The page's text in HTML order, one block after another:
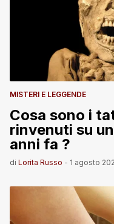
MISTERI E LEGGENDE
Cosa sono i
rinvenuti su
anni fa ?
di Lorita Russo - 1 agosto